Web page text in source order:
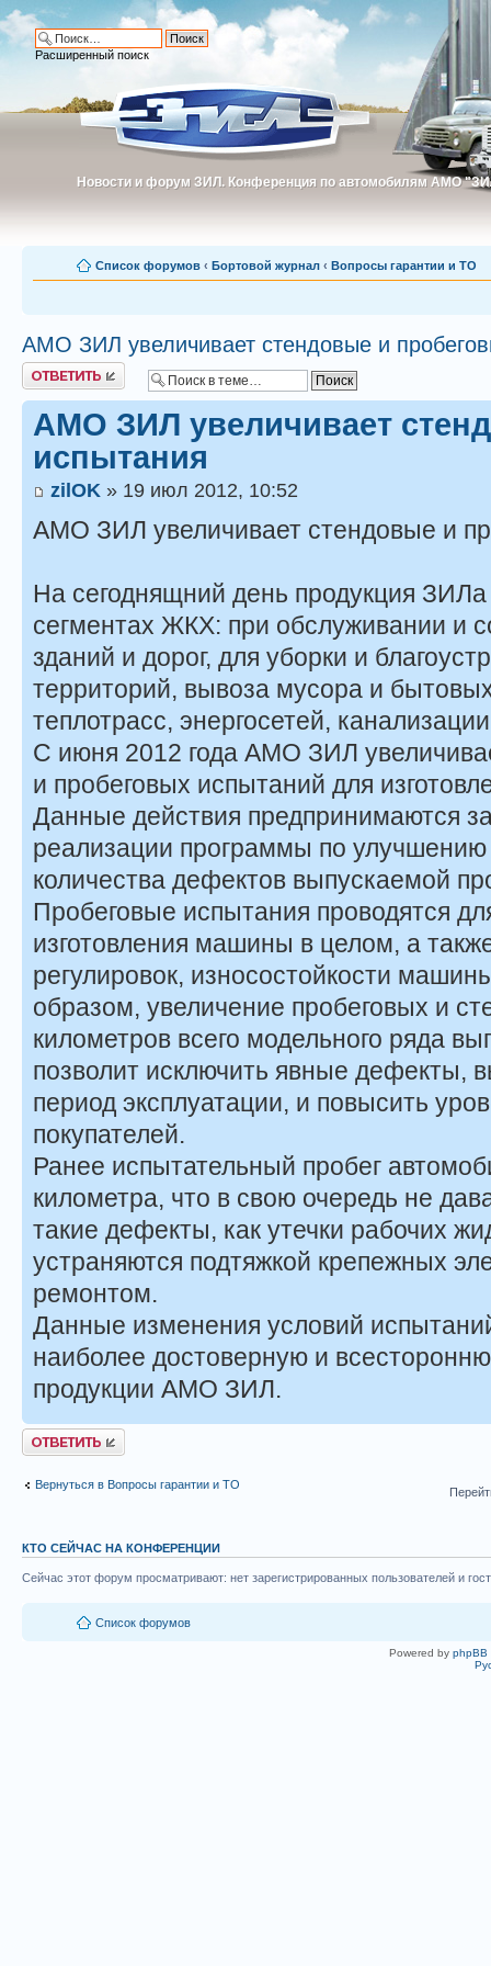
Новости и форум ЗИЛ. Конференция по автомобилям АМО
Новости и форум ЗИЛ. Конференция по автомобилям АМО
Расширенный поиск
Список форумов ‹ Бортовой журнал ‹ Вопросы гарантии и ТО
АМО ЗИЛ увеличивает стендовые и
Ответить
АМО ЗИЛ увеличивает
испытания
zilOK » 19 июл 2012, 10:52
АМО ЗИЛ увеличивает стендовые и
На сегоднящний день продукция ЗИЛа
сегментах ЖКХ: при обслуживании и
зданий и дорог, для уборки и
территорий, вывоза мусора и
теплотрасс, энергосетей,
С июня 2012 года АМО ЗИЛ
и пробеговых испытаний для
Данные действия предпринимаются
реализации программы по
количества дефектов выпускаемой
Пробеговые испытания проводятся
изготовления машины в целом, а
регулировок, износостойкости
образом, увеличение пробеговых и
километров всего модельного ряда
позволит исключить явные дефекты,
период эксплуатации, и повысить
покупателей.
Ранее испытательный пробег
километра, что в свою очередь не
такие дефекты, как утечки рабочих
устраняются подтяжкой крепежных
ремонтом.
Данные изменения условий
наиболее достоверную и
продукции АМО ЗИЛ.
Ответить
Вернуться в Вопросы гарантии и ТО
КТО СЕЙЧАС НА КОНФЕРЕНЦИИ
Сейчас этот форум просматривают: нет зарегистрированных пользователей и
Список форумов
Powered by phpBB